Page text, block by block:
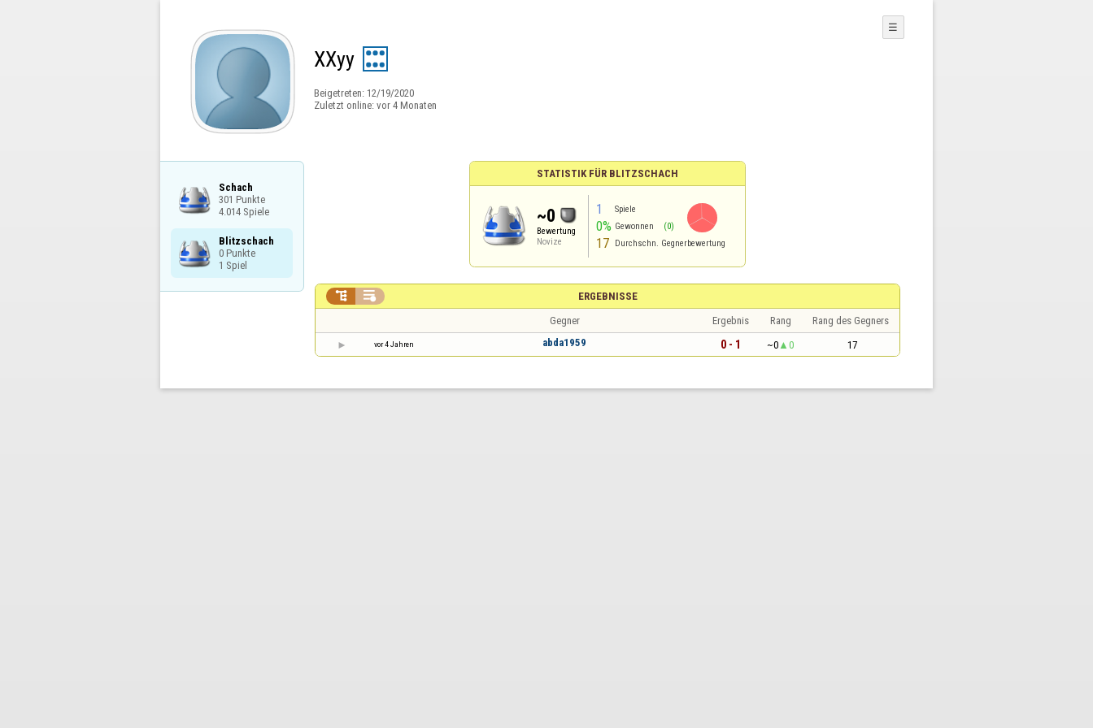
XXyy
Beigetreten: 12/19/2020
Zuletzt online: vor 4 Monaten
☰
Schach
301 Punkte
4.014 Spiele
Blitzschach
0 Punkte
1 Spiel
STATISTIK FÜR BLITZSCHACH
~0
Bewertung
Novize
1 Spiele
0% Gewonnen (0)
17 Durchschn. Gegnerbewertung
ERGEBNISSE
 
Gegner Ergebnis Rang Rang des Gegners
vor 4 Jahren abda1959 0 - 1 ~0 0 17